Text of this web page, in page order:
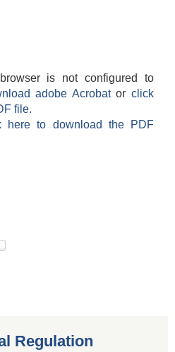
is not configured to
adobe Acrobatorclick
file.
here to download the PDF
Regulation